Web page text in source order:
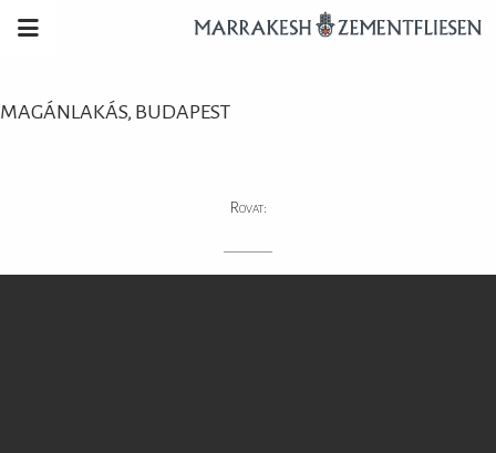
MAGÁNLAKÁS, BUDAPEST
Rovat: